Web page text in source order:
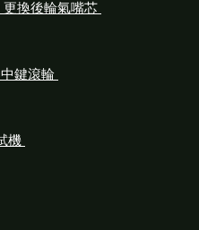
更換後輪氣嘴芯
鍵滾輪
機